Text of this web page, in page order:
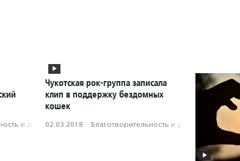
и доброволь­чест­во
Чукотская рок-группа записала
клип в поддержку бездомных
кошек
02.03.2018 · Благотвори­тель­ность и доброволь­чест­во